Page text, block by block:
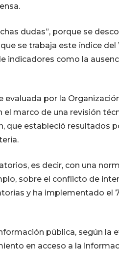
dudas”, porque se
se trabaja este índice del
indicadores como la
por la
el marco de una revisión
que estableció resultados
es decir, con una
sobre el conflicto de
y ha implementado el
pública, según la
en acceso a la